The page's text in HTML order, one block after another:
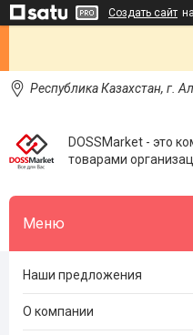
Создать сайт
Республика Казахстан, г.
DOSSMarket - это
товарами
Наши предложения
О компании